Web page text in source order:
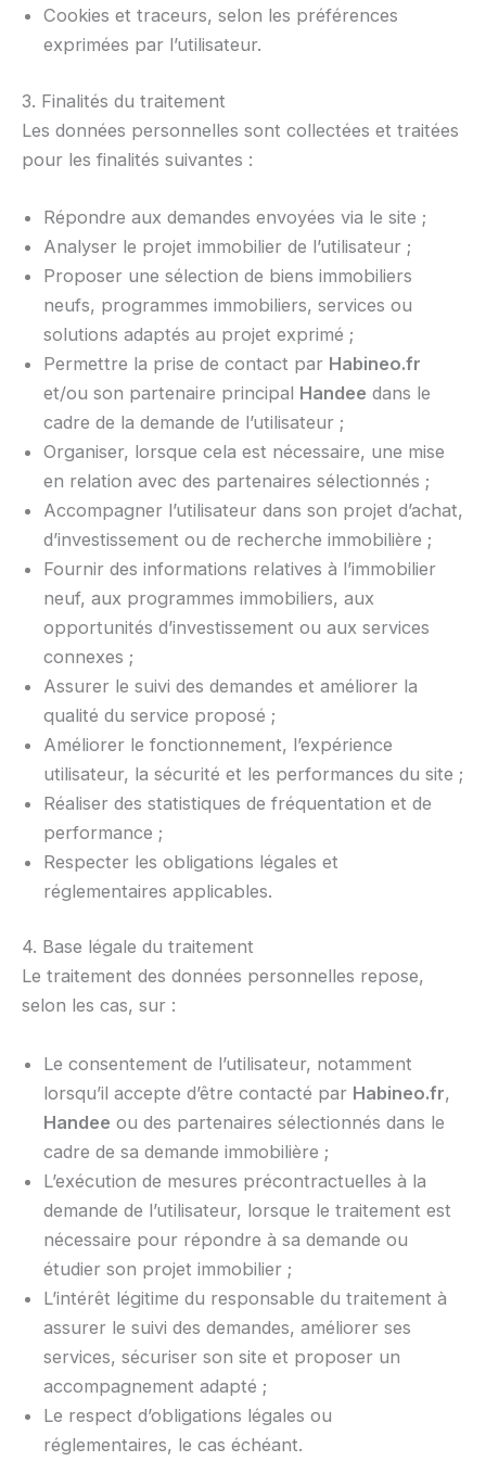
Cookies et traceurs, selon les préférences
exprimées par l’utilisateur.
3. Finalités du traitement
Les données personnelles sont collectées et traitées
pour les finalités suivantes :
Répondre aux demandes envoyées via le site ;
Analyser le projet immobilier de l’utilisateur ;
Proposer une sélection de biens immobiliers
neufs, programmes immobiliers, services ou
solutions adaptés au projet exprimé ;
Permettre la prise de contact par Habineo.fr
et/ou son partenaire principal Handee dans le
cadre de la demande de l’utilisateur ;
Organiser, lorsque cela est nécessaire, une mise
en relation avec des partenaires sélectionnés ;
Accompagner l’utilisateur dans son projet d’achat,
d’investissement ou de recherche immobilière ;
Fournir des informations relatives à l’immobilier
neuf, aux programmes immobiliers, aux
opportunités d’investissement ou aux services
connexes ;
Assurer le suivi des demandes et améliorer la
qualité du service proposé ;
Améliorer le fonctionnement, l’expérience
utilisateur, la sécurité et les performances du site ;
Réaliser des statistiques de fréquentation et de
performance ;
Respecter les obligations légales et
réglementaires applicables.
4. Base légale du traitement
Le traitement des données personnelles repose,
selon les cas, sur :
Le consentement de l’utilisateur, notamment
lorsqu’il accepte d’être contacté par Habineo.fr,
Handee ou des partenaires sélectionnés dans le
cadre de sa demande immobilière ;
L’exécution de mesures précontractuelles à la
demande de l’utilisateur, lorsque le traitement est
nécessaire pour répondre à sa demande ou
étudier son projet immobilier ;
L’intérêt légitime du responsable du traitement à
assurer le suivi des demandes, améliorer ses
services, sécuriser son site et proposer un
accompagnement adapté ;
Le respect d’obligations légales ou
réglementaires, le cas échéant.